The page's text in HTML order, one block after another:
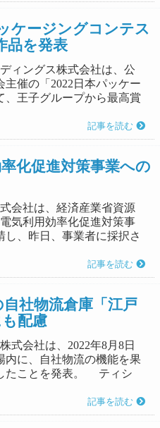
ケージングコンテス
品を発表
ィングス株式会社は、公
催の「2022日本パッケー
、王子グループから最高賞
記事を読む
化促進対策事業への
会社は、経済産業省資源
気利用効率化促進対策事
、昨日、事業者に採択さ
記事を読む
社物流倉庫「江戸
配慮
式会社は、2022年8月8日
内に、自社物流の機能を果
たことを発表。 ティシ
記事を読む